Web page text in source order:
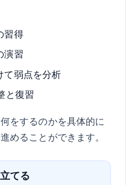
習得
演習
て弱点を分析
と復習
をするのかを具体的に
めることができます。
てる